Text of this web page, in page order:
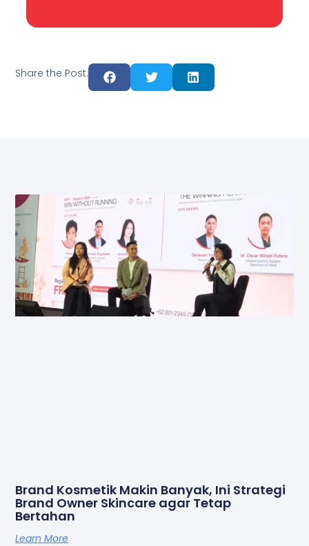
Share the Post:
Brand Kosmetik Makin Banyak, Ini Strategi
Brand Owner Skincare agar Tetap
Bertahan
Learn More